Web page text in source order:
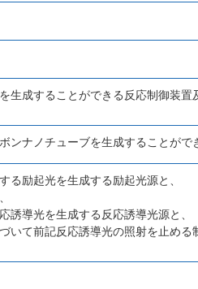
生成することができる反応制御装置
ンナノチューブを生成することがで
る励起光を生成する励起光源と、
誘導光を生成する反応誘導光源と、
て前記反応誘導光の照射を止める